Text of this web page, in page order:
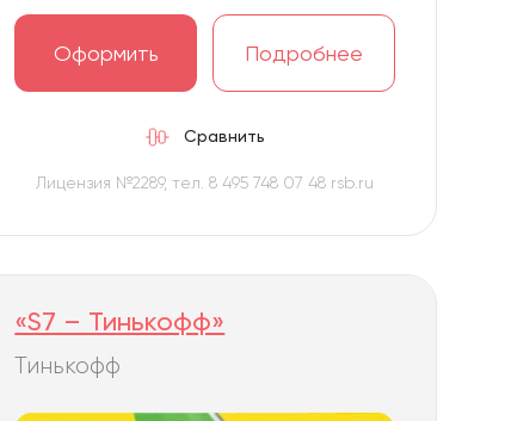
Оформить Подробнее
Сравнить
Лицензия №2289, тел. 8 495 748 07 48 rsb.ru
«S7 – Тинькофф»
Тинькофф